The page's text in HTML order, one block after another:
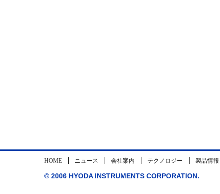
HOME ニュース 会社案内 テクノロジー 製品情報
© 2006 HYODA INSTRUMENTS CORPORATION.